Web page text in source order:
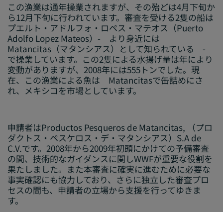
この漁業は通年操業されますが、その殆どは4月下旬か
ら12月下旬に行われています。審査を受ける2隻の船は
プエルト・アドルフォ・ロペス・マテオス（Puerto
Adolfo Lopez Mateos）- より身近には
Matancitas（マタンシアス）として知られている -
で操業しています。この2隻による水揚げ量は年により
変動がありますが、2008年には555トンでした。現
在、この漁業による魚は Matancitasで缶詰めにさ
れ、メキシコを市場としています。
申請者はProductos Pesqueros de Matancitas, （プロ
ダクトス・ペスケロス・デ・マタンシアス）S.A de
C.V.です。2008年から2009年初頭にかけての予備審査
の間、技術的なガイダンスに関しWWFが重要な役割を
果たしました。また本審査に確実に進むために必要な
事実確認にも協力しており、さらに独立した審査プロ
セスの間も、申請者の立場から支援を行ってゆきま
す。